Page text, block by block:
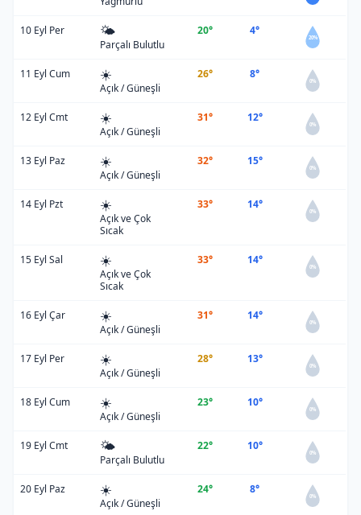
10 Eyl Per 🌤️
Parçalı Bulutlu
20° 4°
20%
11 Eyl Cum ☀️
Açık / Güneşli
26° 8°
0%
12 Eyl Cmt ☀️
Açık / Güneşli
31° 12°
0%
13 Eyl Paz ☀️
Açık / Güneşli
32° 15°
0%
14 Eyl Pzt ☀️
Açık ve Çok
Sıcak
33° 14°
0%
15 Eyl Sal ☀️
Açık ve Çok
Sıcak
33° 14°
0%
16 Eyl Çar ☀️
Açık / Güneşli
31° 14°
0%
17 Eyl Per ☀️
Açık / Güneşli
28° 13°
0%
18 Eyl Cum ☀️
Açık / Güneşli
23° 10°
0%
19 Eyl Cmt 🌤️
Parçalı Bulutlu
22° 10°
0%
20 Eyl Paz ☀️
Açık / Güneşli
24° 8°
0%